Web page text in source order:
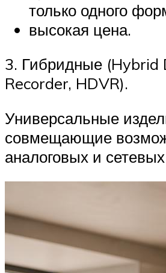
только одного
высокая цена.
3. Гибридные (Hybrid
Recorder, HDVR).
Универсальные
совмещающие
аналоговых и